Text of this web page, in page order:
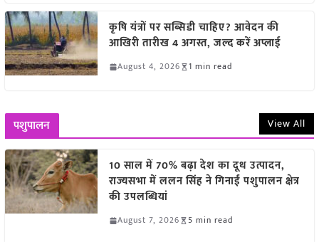
कृषि यंत्रों पर सब्सिडी चाहिए? आवेदन की
आखिरी तारीख 4 अगस्त, जल्द करें अप्लाई
August 4, 2026 1 min read
पशुपालन View All
10 साल में 70% बढ़ा देश का दूध उत्पादन,
राज्यसभा में ललन सिंह ने गिनाईं पशुपालन क्षेत्र
की उपलब्धियां
August 7, 2026 5 min read